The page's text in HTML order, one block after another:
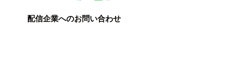
配信企業へのお問い合わせ